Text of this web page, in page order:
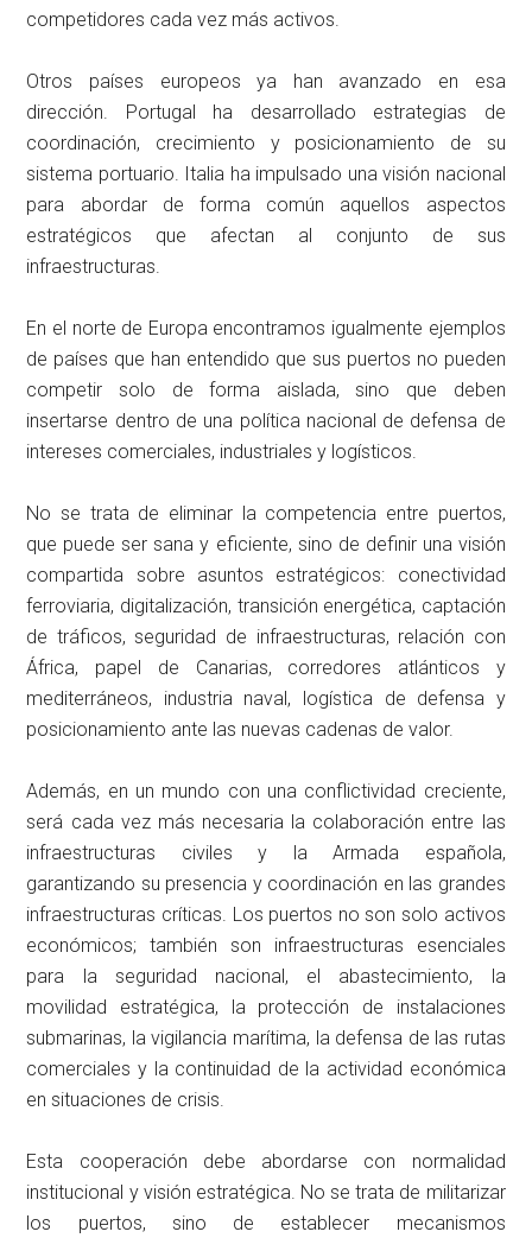
competidores cada vez más activos.
Otros países europeos ya han avanzado en esa
dirección. Portugal ha desarrollado estrategias de
coordinación, crecimiento y posicionamiento de su
sistema portuario. Italia ha impulsado una visión nacional
para abordar de forma común aquellos aspectos
estratégicos que afectan al conjunto de sus
infraestructuras.
En el norte de Europa encontramos igualmente ejemplos
de países que han entendido que sus puertos no pueden
competir solo de forma aislada, sino que deben
insertarse dentro de una política nacional de defensa de
intereses comerciales, industriales y logísticos.
No se trata de eliminar la competencia entre puertos,
que puede ser sana y eficiente, sino de definir una visión
compartida sobre asuntos estratégicos: conectividad
ferroviaria, digitalización, transición energética, captación
de tráficos, seguridad de infraestructuras, relación con
África, papel de Canarias, corredores atlánticos y
mediterráneos, industria naval, logística de defensa y
posicionamiento ante las nuevas cadenas de valor.
Además, en un mundo con una conflictividad creciente,
será cada vez más necesaria la colaboración entre las
infraestructuras civiles y la Armada española,
garantizando su presencia y coordinación en las grandes
infraestructuras críticas. Los puertos no son solo activos
económicos; también son infraestructuras esenciales
para la seguridad nacional, el abastecimiento, la
movilidad estratégica, la protección de instalaciones
submarinas, la vigilancia marítima, la defensa de las rutas
comerciales y la continuidad de la actividad económica
en situaciones de crisis.
Esta cooperación debe abordarse con normalidad
institucional y visión estratégica. No se trata de militarizar
los puertos, sino de establecer mecanismos